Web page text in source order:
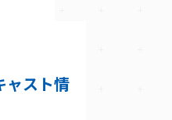
ャスト情